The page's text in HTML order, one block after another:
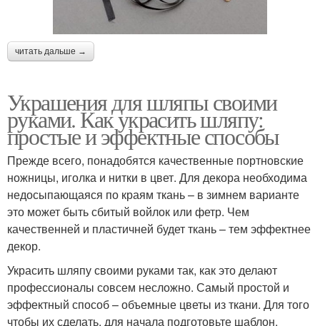
читать дальше →
Украшения для шляпы своими
руками. Как украсить шляпу:
простые и эффектные способы
Прежде всего, понадобятся качественные портновские
ножницы, иголка и нитки в цвет. Для декора необходима
недосыпающаяся по краям ткань – в зимнем варианте
это может быть сбитый войлок или фетр. Чем
качественней и пластичней будет ткань – тем эффектнее
декор.
Украсить шляпу своими руками так, как это делают
профессионалы совсем несложно. Самый простой и
эффектный способ – объемные цветы из ткани. Для того
чтобы их сделать, для начала подготовьте шаблон.